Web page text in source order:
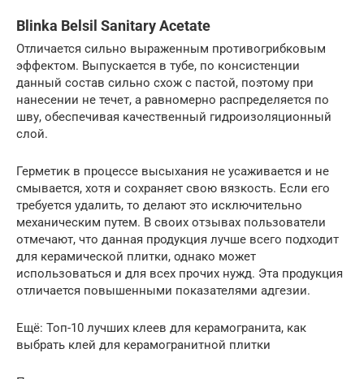
Blinka Belsil Sanitary Acetate
Отличается сильно выраженным противогрибковым
эффектом. Выпускается в тубе, по консистенции
данный состав сильно схож с пастой, поэтому при
нанесении не течет, а равномерно распределяется по
шву, обеспечивая качественный гидроизоляционный
слой.
Герметик в процессе высыхания не усаживается и не
смывается, хотя и сохраняет свою вязкость. Если его
требуется удалить, то делают это исключительно
механическим путем. В своих отзывах пользователи
отмечают, что данная продукция лучше всего подходит
для керамической плитки, однако может
использоваться и для всех прочих нужд. Эта продукция
отличается повышенными показателями адгезии.
Ещё: Топ-10 лучших клеев для керамогранита, как
выбрать клей для керамогранитной плитки